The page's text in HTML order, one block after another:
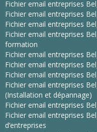
Fichier email entreprises
Fichier email entreprises
Fichier email entreprises
Fichier email entreprises
formation
Fichier email entreprises
Fichier email entreprises
Fichier email entreprises
Fichier email entreprises
(Installation et dépannage)
Fichier email entreprises
Fichier email entreprises
d’entreprises